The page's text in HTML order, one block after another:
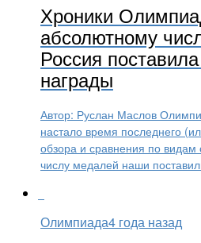
Хроники
абсолютному
Россия
награды
Автор: Руслан Маслов
настало время последнего
обзора и сравнения по
числу медалей наши
Олимпиада4 года назад